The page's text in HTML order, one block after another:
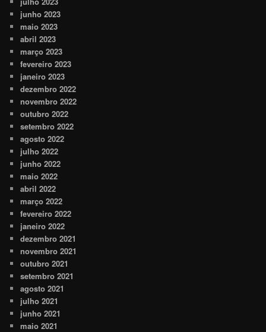
junho 2023
maio 2023
abril 2023
março 2023
fevereiro 2023
janeiro 2023
dezembro 2022
novembro 2022
outubro 2022
setembro 2022
agosto 2022
julho 2022
junho 2022
maio 2022
abril 2022
março 2022
fevereiro 2022
janeiro 2022
dezembro 2021
novembro 2021
outubro 2021
setembro 2021
agosto 2021
julho 2021
junho 2021
maio 2021